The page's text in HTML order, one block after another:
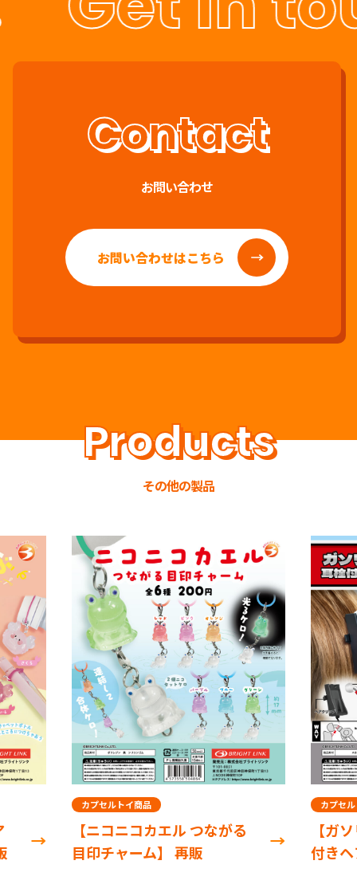
お問い合わせ
お問い合わせはこちら
その他の製品
カプセルトイ商品
【ニコニコカエル つながる
目印チャーム】 再販
カプセ
【ガ
付き